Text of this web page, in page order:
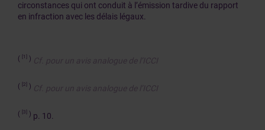
circonstances qui ont conduit à l’émission tardive du rapport
en infraction avec les délais légaux.
( ) Cf. pour un avis analogue de l’ICCI
( [2] ) Cf. pour un avis analogue de l’ICCI
( [3] ) p. 10.